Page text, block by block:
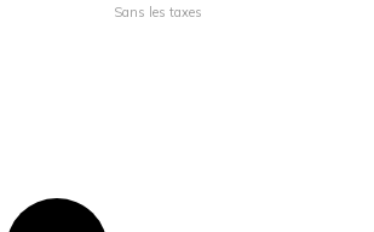
Sans les taxes